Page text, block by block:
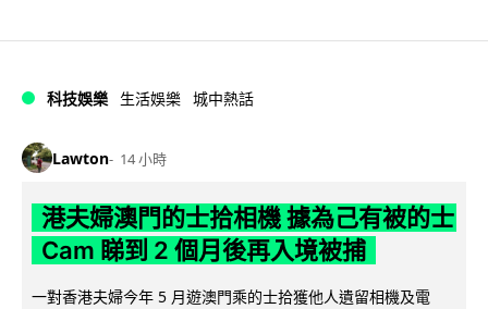
科技娛樂 生活娛樂 城中熱話
Lawton 14 小時
港夫婦澳門的士拾相機 據為己有被的士
Cam 睇到 2 個月後再入境被捕
一對香港夫婦今年 5 月遊澳門乘的士拾獲他人遺留相機及電